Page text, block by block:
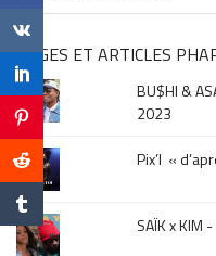
clip
&
musique,
click
sur
le
mois
de
la
sortie
PAGES ET ARTICLES
BU$HI &
2023
Pix’l «
SAÏK x KIM